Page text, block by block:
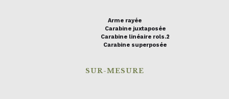
Arme rayée
Carabine juxtaposée
Carabine linéaire rols.2
Carabine superposée
SUR-MESURE